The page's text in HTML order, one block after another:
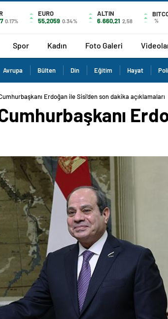
0.17%
EURO
55,2059 0.34%
ALTIN
6.660,21 2,58 %
Spor Kadın Foto Galeri
Avrupa Bülten Din Eğitim Hayat
Erdoğan ile Sisi’den son dakika açıklamaları